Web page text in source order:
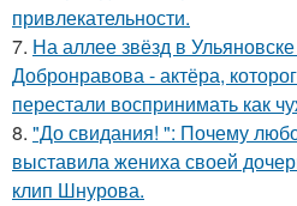
привлекательности.
7. На аллее звёзд в
Добронравова - актёра,
перестали воспринимать как
8. "До свидания! ": Почему
выставила жениха своей
клип Шнурова.